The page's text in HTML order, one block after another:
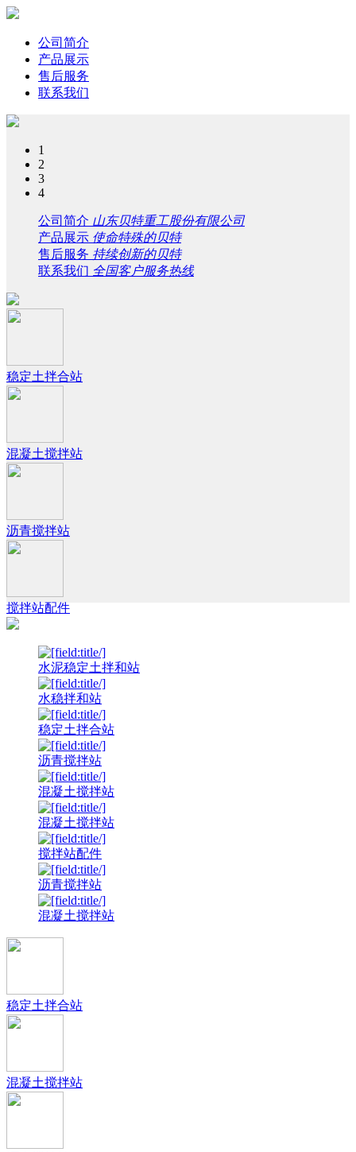
公司简介
产品展示
售后服务
联系我们
1
2
3
4
公司简介 山东贝特重工股份有限公司
产品展示 使命特殊的贝特
售后服务 持续创新的贝特
联系我们 全国客户服务热线
稳定土拌合站
混凝土搅拌站
沥青搅拌站
搅拌站配件
水泥稳定土拌和站
水稳拌和站
稳定土拌合站
沥青搅拌站
混凝土搅拌站
混凝土搅拌站
搅拌站配件
沥青搅拌站
混凝土搅拌站
稳定土拌合站
混凝土搅拌站